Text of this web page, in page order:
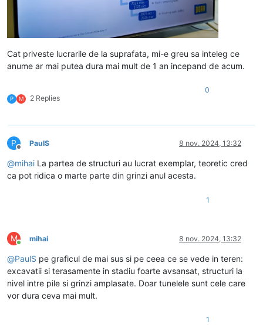
Cat priveste lucrarile de la suprafata, mi-e greu sa inteleg ce
anume ar mai putea dura mai mult de 1 an incepand de acum.
P M 2 Replies
0
P
Deconectat
PaulS 8 nov. 2024, 13:32
@mihai La partea de structuri au lucrat exemplar, teoretic cred
ca pot ridica o marte parte din grinzi anul acesta.
1
M
Conectat
mihai 8 nov. 2024, 13:32
@PaulS pe graficul de mai sus si pe ceea ce se vede in teren:
excavatii si terasamente in stadiu foarte avsansat, structuri la
nivel intre pile si grinzi amplasate. Doar tunelele sunt cele care
vor dura ceva mai mult.
1